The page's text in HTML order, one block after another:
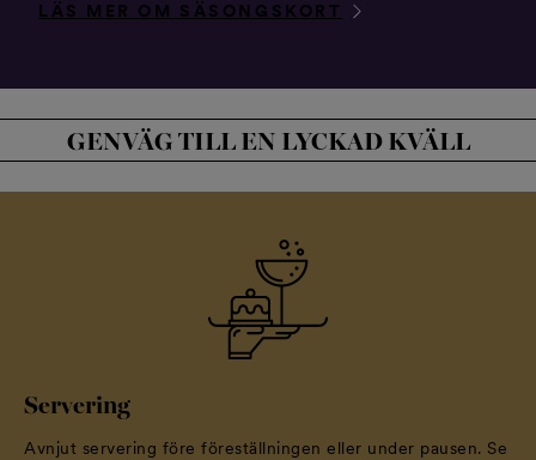
LÄS MER OM SÄSONGSKORT
GENVÄG TILL EN LYCKAD KVÄLL
Servering
Avnjut servering före föreställningen eller under pausen. Se